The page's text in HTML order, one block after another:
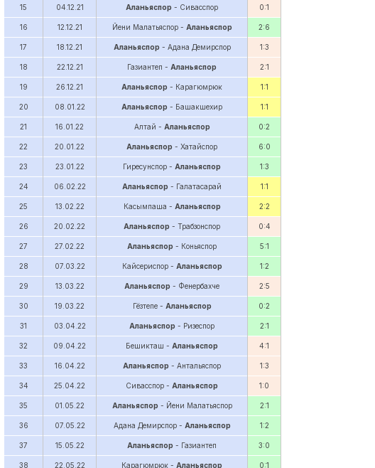
15 04.12.21 Аланьяспор - Сивасспор 0:1
16 12.12.21 Йени Малатьяспор - Аланьяспор 2:6
17 18.12.21 Аланьяспор - Адана Демирспор 1:3
18 22.12.21 Газиантеп - Аланьяспор 2:1
19 26.12.21 Аланьяспор - Карагюмрюк 1:1
20 08.01.22 Аланьяспор - Башакшехир 1:1
21 16.01.22 Алтай - Аланьяспор 0:2
22 20.01.22 Аланьяспор - Хатайспор 6:0
23 23.01.22 Гиресунспор - Аланьяспор 1:3
24 06.02.22 Аланьяспор - Галатасарай 1:1
25 13.02.22 Касымпаша - Аланьяспор 2:2
26 20.02.22 Аланьяспор - Трабзонспор 0:4
27 27.02.22 Аланьяспор - Коньяспор 5:1
28 07.03.22 Кайсериспор - Аланьяспор 1:2
29 13.03.22 Аланьяспор - Фенербахче 2:5
30 19.03.22 Гёзтепе - Аланьяспор 0:2
31 03.04.22 Аланьяспор - Ризеспор 2:1
32 09.04.22 Бешикташ - Аланьяспор 4:1
33 16.04.22 Аланьяспор - Антальяспор 1:3
34 25.04.22 Сивасспор - Аланьяспор 1:0
35 01.05.22 Аланьяспор - Йени Малатьяспор 2:1
36 07.05.22 Адана Демирспор - Аланьяспор 1:2
37 15.05.22 Аланьяспор - Газиантеп 3:0
38 22.05.22 Карагюмрюк - Аланьяспор 0:1